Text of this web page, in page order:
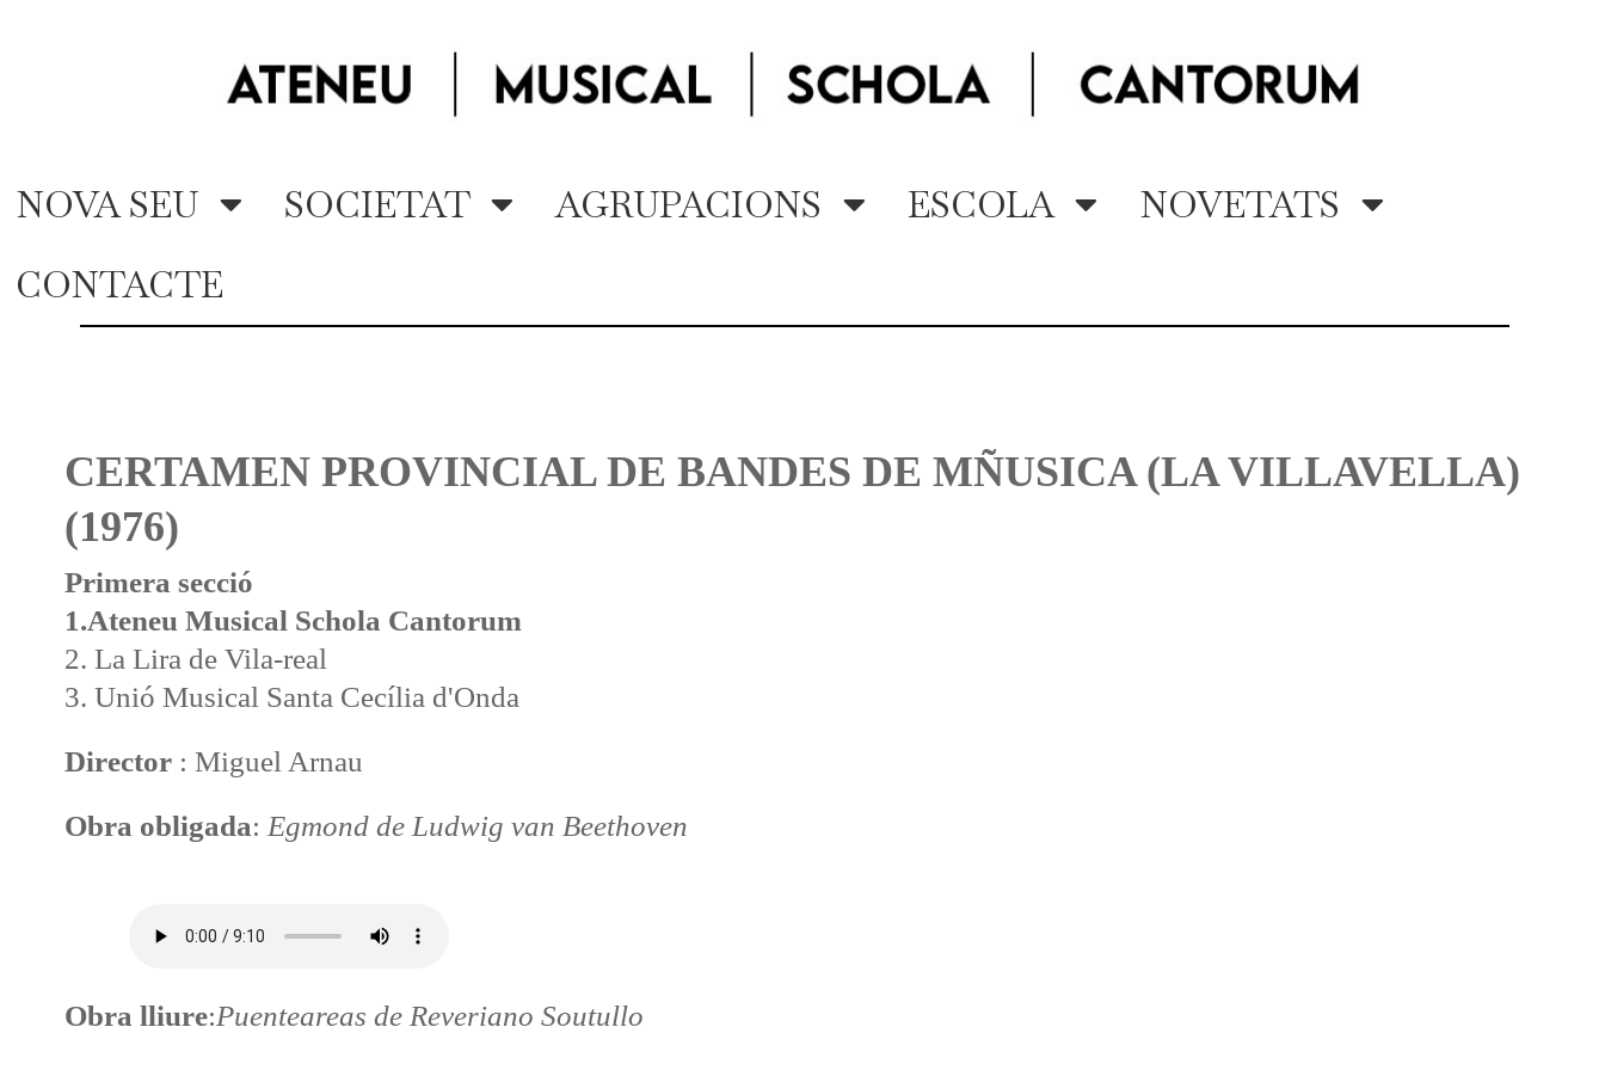
NOVA SEU SOCIETAT AGRUPACIONS ESCOLA
NOVETATS
CONTACTE
CERTAMEN PROVINCIAL DE BANDES DE MÑUSICA (LA VILLAVELLA)
(1976)
Primera secció
1.Ateneu Musical Schola Cantorum
2. La Lira de Vila-real
3. Unió Musical Santa Cecília d'Onda
Director: Miguel Arnau
Obra obligada: Egmond de Ludwig van Beethoven
Obra lliure:Puenteareas de Reveriano Soutullo